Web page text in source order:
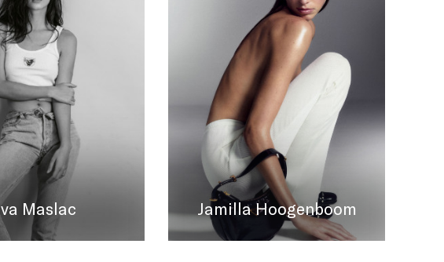
Maslac Jamilla Hoogenboom